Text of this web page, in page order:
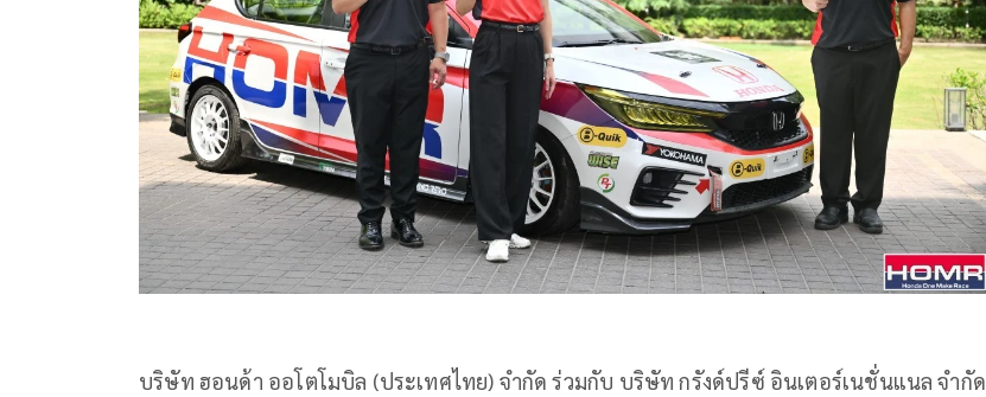
บริษัท ฮอนด้า ออโตโมบิล (ประเทศไทย) จำกัด ร่วมกับ บริษัท กรังด์ปรีซ์ อินเตอร์เนชั่นแนล จำกัด